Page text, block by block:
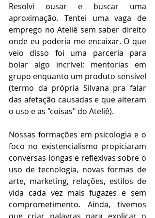
Resolvi ousar e buscar uma
aproximação. Tentei uma vaga de
emprego no Ateliê sem saber direito
onde eu poderia me encaixar. O que
veio disso foi uma parceria para
bolar algo incrível: mentorias em
grupo enquanto um produto sensível
(termo da própria Silvana pra falar
das afetação causadas e que alteram
o uso e as "coisas" do Ateliê).
Nossas formações em psicologia e o
foco no existencialismo
conversas longas e reflexivas sobre o
uso de tecnologia, novas formas de
arte, marketing, relações, estilos de
vida cada vez mais fugazes e sem
comprometimento. Ainda, tivemos